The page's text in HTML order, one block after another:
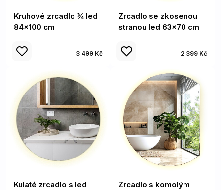
Kruhové zrcadlo ¾ led
84x100 cm
3 499 Kč
Zrcadlo se zkosenou
stranou led 63x70 cm
2 399 Kč
Kulaté zrcadlo s led
Zrcadlo s komolým